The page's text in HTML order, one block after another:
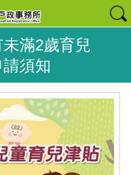
未滿2歲育兒
須知